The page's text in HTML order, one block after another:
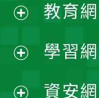
選
單
開
選
單
開
選
教育
學習
資安